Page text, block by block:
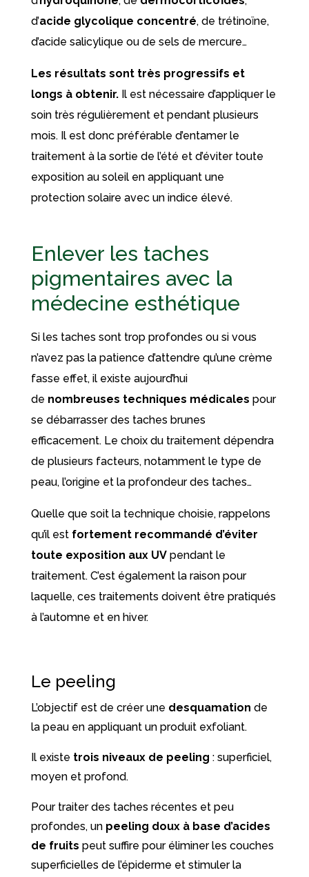
d’acide glycolique concentré, de trétinoïne,
d’acide salicylique ou de sels de mercure…
Les résultats sont très progressifs et
longs à obtenir.Il est nécessaire d’appliquer le
soin très régulièrement et pendant plusieurs
mois. Il est donc préférable d’entamer le
traitement à la sortie de l’été et d’éviter toute
exposition au soleil en appliquant une
protection solaire avec un indice élevé.
Enlever les taches
pigmentaires avec la
médecine esthétique
Si les taches sont trop profondes ou si vous
n’avez pas la patience d’attendre qu’une crème
fasse effet, il existe aujourd’hui
de nombreuses techniques médicales pour
se débarrasser des taches brunes
efficacement. Le choix du traitement dépendra
de plusieurs facteurs, notamment le type de
peau, l’origine et la profondeur des taches…
Quelle que soit la technique choisie, rappelons
qu’il est fortement recommandé d’éviter
toute exposition aux UVpendant le
traitement. C’est également la raison pour
laquelle, ces traitements doivent être pratiqués
à l’automne et en hiver.
Le peeling
L’objectif est de créer une desquamation de
la peau en appliquant un produit exfoliant.
Il existe trois niveaux de peeling : superficiel,
moyen et profond.
Pour traiter des taches récentes et peu
profondes, un peeling doux à base d’acides
de fruits peut suffire pour éliminer les couches
superficielles de l’épiderme et stimuler la